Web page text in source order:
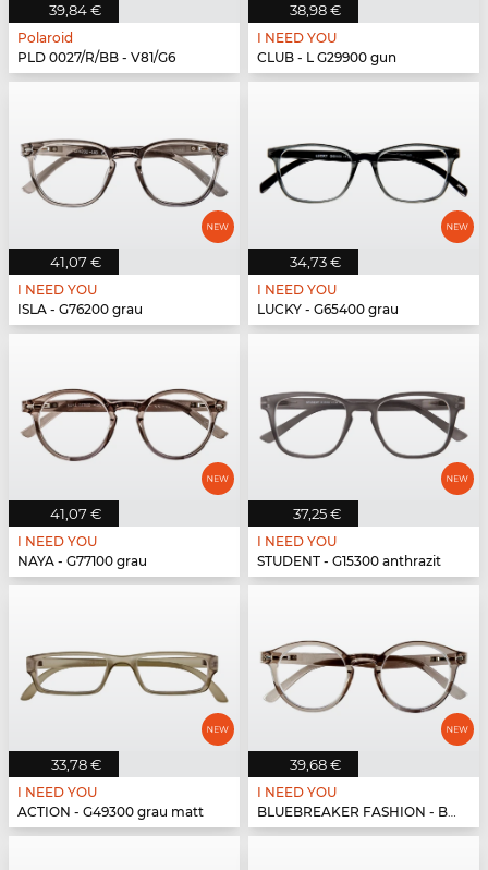
39,84 €
Polaroid
PLD 0027/R/BB - V81/G6
38,98 €
I NEED YOU
CLUB - L G29900 gun
41,07 €
I NEED YOU
ISLA - G76200 grau
34,73 €
I NEED YOU
LUCKY - G65400 grau
41,07 €
I NEED YOU
NAYA - G77100 grau
37,25 €
I NEED YOU
STUDENT - G15300 anthrazit
33,78 €
I NEED YOU
ACTION - G49300 grau matt
39,68 €
I NEED YOU
BLUEBREAKER FASHION - BLUEBR Fashion G79600 grau